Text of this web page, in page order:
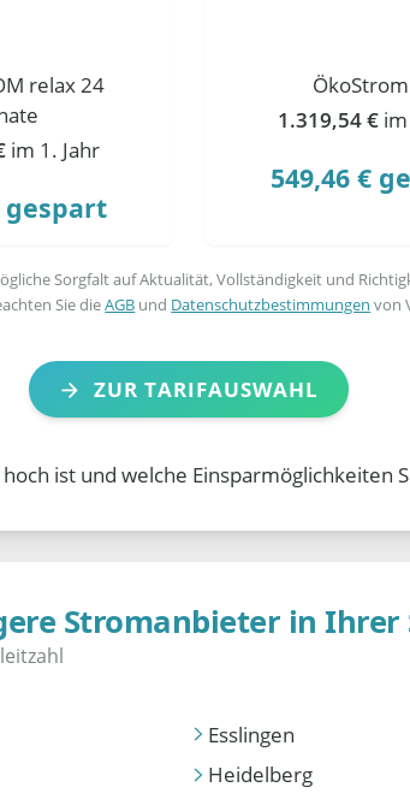
relax 24
im 1. Jahr
gespart
1.319,54 €
549,46 €
Sorgfalt auf Aktualität, Vollständigkeit und
Sie dieAGB und Datenschutzbestimmungen von
ZUR TARIFAUSWAHL
ist und welche Einsparmöglichkeiten
Stromanbieter in Ihrer
Esslingen
Heidelberg